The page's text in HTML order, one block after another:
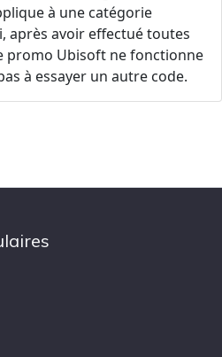
à une catégorie
après avoir effectué toutes
promo Ubisoft ne fonctionne
à essayer un autre code.